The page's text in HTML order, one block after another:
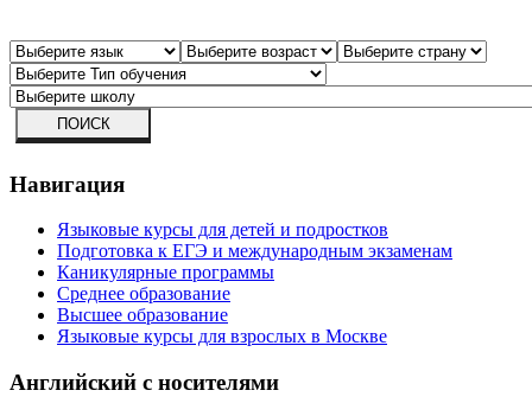
Навигация
Языковые курсы для детей и подростков
Подготовка к ЕГЭ и международным экзаменам
Каникулярные программы
Среднее образование
Высшее образование
Языковые курсы для взрослых в Москве
Английский с носителями